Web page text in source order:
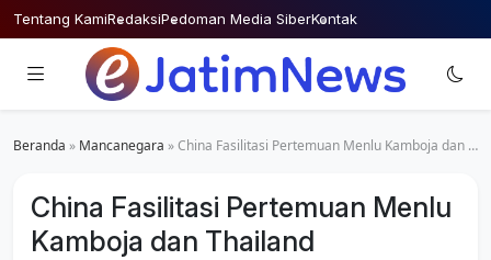
Skip
to
Tentang KamiRedaksiPedoman Media SiberKontak
Beranda » Mancanegara »China Fasilitasi Pertemuan Menlu Kamboja dan Thailand
China Fasilitasi Pertemuan Menlu
Kamboja dan Thailand